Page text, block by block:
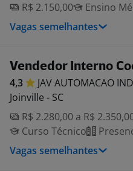
R$ 2.150,00
Ensino
Vagas semelhantes
Vendedor Interno
4,3 JAV AUTOMACAO
Joinville - SC
R$ 2.280,00 a R$
Curso Técnico
Vagas semelhantes